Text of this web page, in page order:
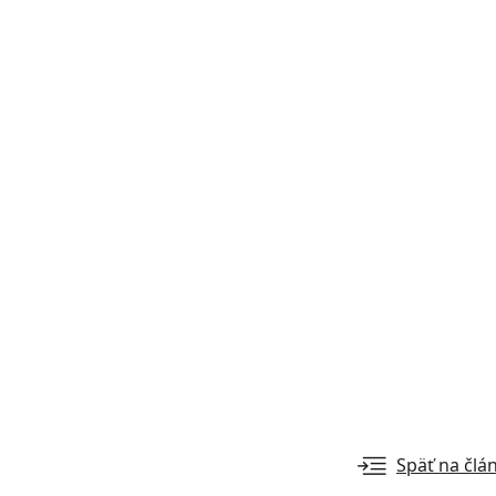
Späť na